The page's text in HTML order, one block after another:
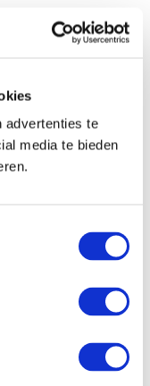
advertenties te
media te bieden